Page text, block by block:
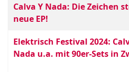
Calva Y Nada: Die Zeichen
neue EP!
Elektrisch Festival 2024:
Nada u.a. mit 90er-Sets in